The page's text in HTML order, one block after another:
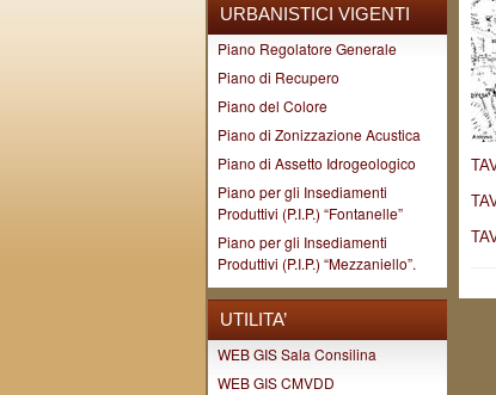
URBANISTICI VIGENTI
Piano Regolatore Generale
Piano di Recupero
Piano del Colore
Piano di Zonizzazione Acustica
Piano di Assetto Idrogeologico
Piano per gli Insediamenti
Produttivi (P.I.P.) “Fontanelle”
Piano per gli Insediamenti
Produttivi (P.I.P.) “Mezzaniello”.
UTILITA’
WEB GIS Sala Consilina
WEB GIS CMVDD